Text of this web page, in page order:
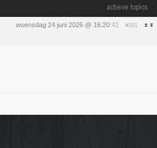
actieve topics
woensdag 24 juni 2026 @ 16:20:41 #201